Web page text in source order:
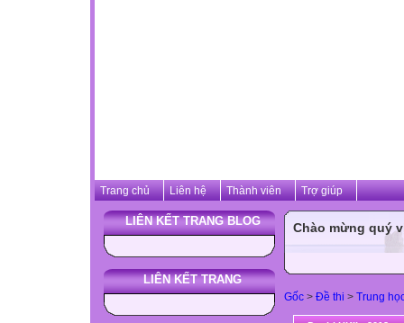
Trang chủ Liên hệ Thành viên Trợ giúp
LIÊN KẾT TRANG BLOG
LIÊN KẾT TRANG
Chào mừng quý
Gốc > Đề thi > Trung